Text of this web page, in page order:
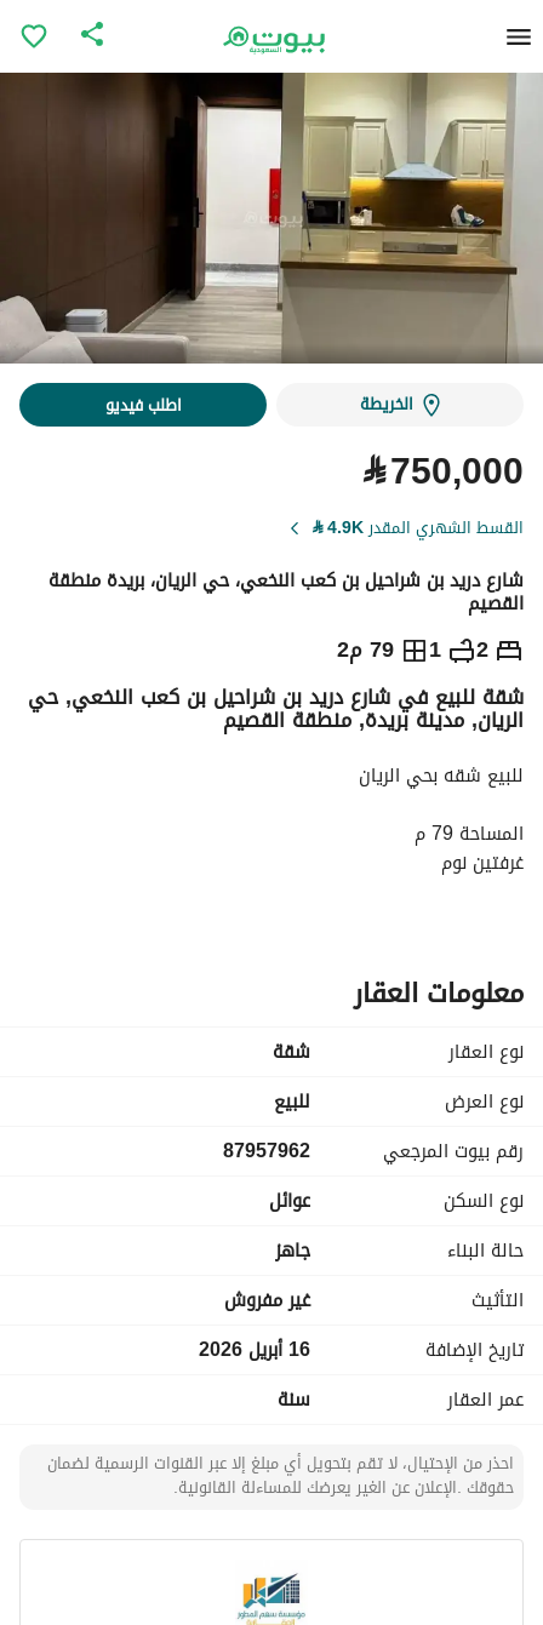
الخريطة اطلب فيديو
⃁750,000
القسط الشهري المقدر4.9K
⃁
شارع دريد بن شراحيل بن كعب النخعي، حي الريان، بريدة منطقة
القصيم
2
1 79 م2 ⃁
750,000
التفاصيل معلومات ترخيص الإعلان حاسبة التمويل
شقة للبيع في شارع دريد بن شراحيل بن كعب النخعي, حي
الريان, مدينة بريدة, منطقة القصيم
للبيع شقه بحي الريان
المساحة 79 م
غرفتين نوم
حوش خاص للشقه
مدخل مشترك
معلومات العقار
نوع العقار
شقة
نوع العرض
للبيع
رقم بيوت المرجعي
87957962
نوع السكن
عوائل
حالة البناء
جاهز
التأثيث
غير مفروش
تاريخ الإضافة
16 أبريل 2026
عمر العقار
سنة
احذر من الإحتيال، لا تقم بتحويل أي مبلغ إلا عبر القنوات الرسمية لضمان
حقوقك .الإعلان عن الغير يعرضك للمساءلة القانونية.